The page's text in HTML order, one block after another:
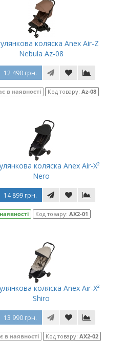
коляска Anex Air-Z
Nebula Az-08
12 490 грн.
в наявності Код товару:Az-08
коляска Anex Air-X²
Nero
14 899 грн.
Код товару:AX2-01
коляска Anex Air-X²
Shiro
13 990 грн.
в наявності Код товару:AX2-02